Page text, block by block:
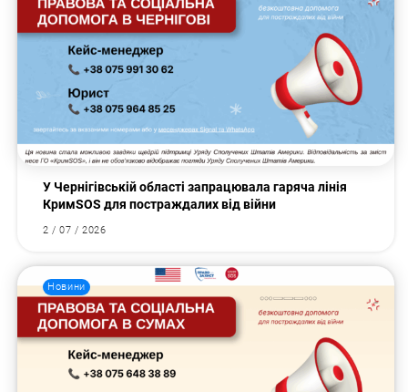
У Чернігівській області запрацювала гаряча лінія
КримSOS для постраждалих від війни
2 / 07 / 2026
Новини